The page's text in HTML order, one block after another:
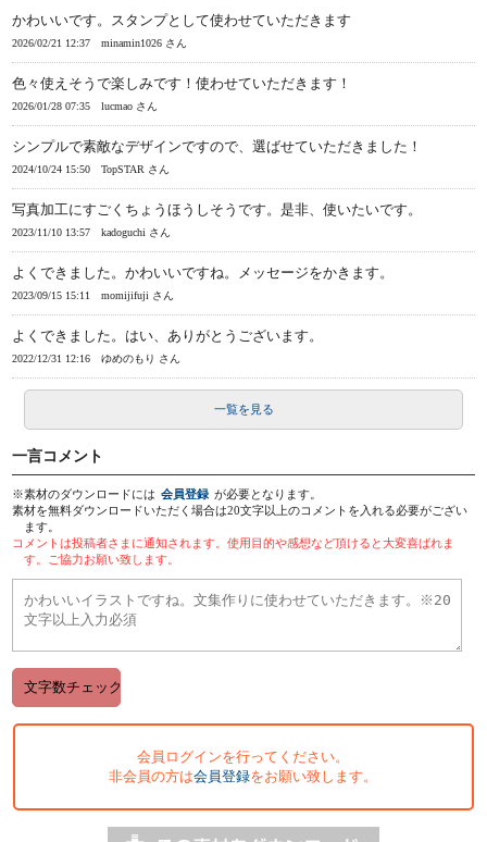
かわいいです。スタンプとして使わせていただきます
2026/02/21 12:37 minamin1026 さん
色々使えそうで楽しみです！使わせていただきます！
2026/01/28 07:35 lucmao さん
シンプルで素敵なデザインですので、選ばせていただきました！
2024/10/24 15:50 TopSTAR さん
写真加工にすごくちょうほうしそうです。是非、使いたいです。
2023/11/10 13:57 kadoguchi さん
よくできました。かわいいですね。メッセージをかきます。
2023/09/15 15:11 momijifuji さん
よくできました。はい、ありがとうございます。
2022/12/31 12:16 ゆめのもり さん
一覧を見る
一言コメント
※素材のダウンロードには 会員登録 が必要となります。
素材を無料ダウンロードいただく場合は20文字以上のコメントを入れる必要がござい
ます。
コメントは投稿者さまに通知されます。使用目的や感想など頂けると大変喜ばれま
す。ご協力お願い致します。
会員ログインを行ってください。
非会員の方は会員登録をお願い致します。